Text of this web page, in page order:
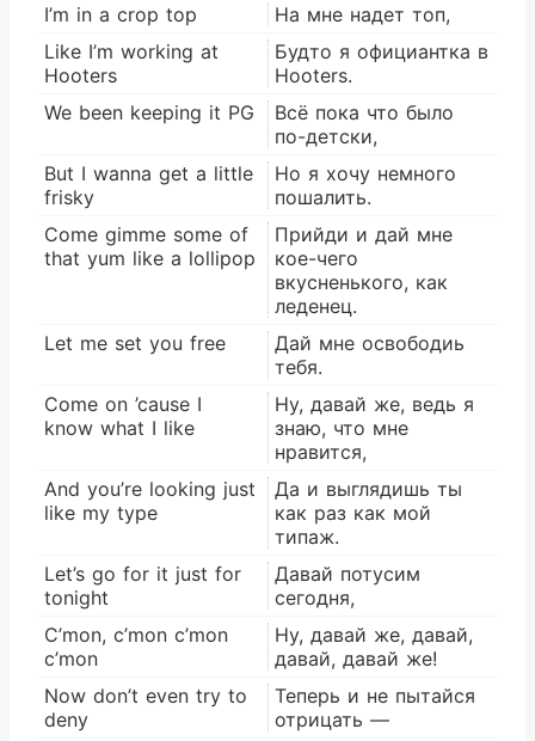
I’m in a crop top
На мне надет топ,
Like I’m working at
Hooters
Будто я официантка в
Hooters.
We been keeping it PG
Всё пока что было
по-детски,
But I wanna get a little
frisky
Но я хочу немного
пошалить.
Come gimme some of
that yum like a lollipop
Прийди и дай мне
кое-чего
вкусненького, как
леденец.
Let me set you free
Дай мне освободиь
тебя.
Come on ’cause I
know what I like
Ну, давай же, ведь я
знаю, что мне
нравится,
And you’re looking just
like my type
Да и выглядишь ты
как раз как мой
типаж.
Let’s go for it just for
tonight
Давай потусим
сегодня,
C’mon, c’mon c’mon
c’mon
Ну, давай же, давай,
давай, давай же!
Now don’t even try to
deny
Теперь и не пытайся
отрицать —